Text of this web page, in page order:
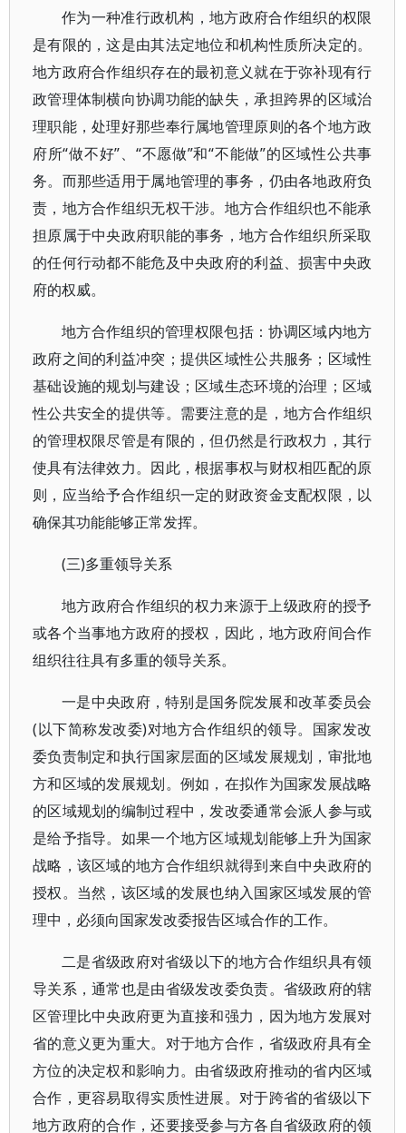
作为一种准行政机构，地方政府合作组织的权限
是有限的，这是由其法定地位和机构性质所决定的。
地方政府合作组织存在的最初意义就在于弥补现有行
政管理体制横向协调功能的缺失，承担跨界的区域治
理职能，处理好那些奉行属地管理原则的各个地方政
府所“做不好”、“不愿做”和“不能做”的区域性公共事
务。而那些适用于属地管理的事务，仍由各地政府负
责，地方合作组织无权干涉。地方合作组织也不能承
担原属于中央政府职能的事务，地方合作组织所采取
的任何行动都不能危及中央政府的利益、损害中央政
府的权威。
地方合作组织的管理权限包括：协调区域内地方
政府之间的利益冲突；提供区域性公共服务；区域性
基础设施的规划与建设；区域生态环境的治理；区域
性公共安全的提供等。需要注意的是，地方合作组织
的管理权限尽管是有限的，但仍然是行政权力，其行
使具有法律效力。因此，根据事权与财权相匹配的原
则，应当给予合作组织一定的财政资金支配权限，以
确保其功能能够正常发挥。
(三)多重领导关系
地方政府合作组织的权力来源于上级政府的授予
或各个当事地方政府的授权，因此，地方政府间合作
组织往往具有多重的领导关系。
一是中央政府，特别是国务院发展和改革委员会
(以下简称发改委)对地方合作组织的领导。国家发改
委负责制定和执行国家层面的区域发展规划，审批地
方和区域的发展规划。例如，在拟作为国家发展战略
的区域规划的编制过程中，发改委通常会派人参与或
是给予指导。如果一个地方区域规划能够上升为国家
战略，该区域的地方合作组织就得到来自中央政府的
授权。当然，该区域的发展也纳入国家区域发展的管
理中，必须向国家发改委报告区域合作的工作。
二是省级政府对省级以下的地方合作组织具有领
导关系，通常也是由省级发改委负责。省级政府的辖
区管理比中央政府更为直接和强力，因为地方发展对
省的意义更为重大。对于地方合作，省级政府具有全
方位的决定权和影响力。由省级政府推动的省内区域
合作，更容易取得实质性进展。对于跨省的省级以下
地方政府的合作，还要接受参与方各自省级政府的领